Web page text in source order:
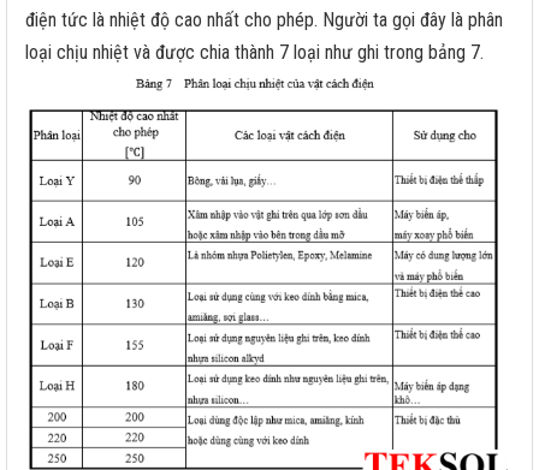
điện tức là nhiệt độ cao nhất cho phép. Người ta gọi đây là phân
loại chịu nhiệt và được chia thành 7 loại như ghi trong bảng 7.